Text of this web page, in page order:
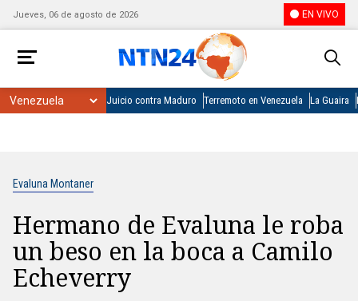
Jueves, 06 de agosto de 2026 EN VIVO
Juicio contra Maduro Terremoto en Venezuela La Guaira
Evaluna Montaner
Hermano de Evaluna le roba
un beso en la boca a Camilo
Echeverry